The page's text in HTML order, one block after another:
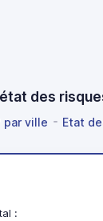
des
par ville Etat
: